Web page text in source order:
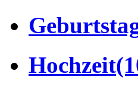
Hochzeit